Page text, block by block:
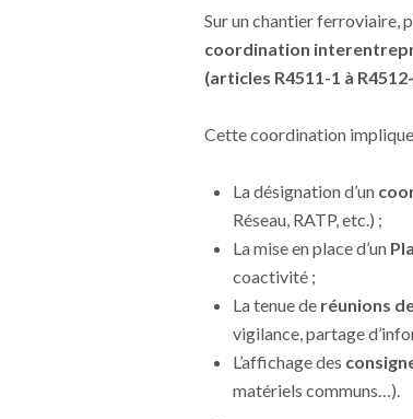
Sur un chantier ferroviaire,
coordination
(articles R4511-1 à
Cette coordination
La désignation d’un
Réseau, RATP, etc.) ;
La mise en place d’un
coactivité ;
La tenue de réunions
vigilance, partage
L’affichage des
matériels communs…).